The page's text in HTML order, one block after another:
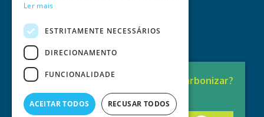
Pronto para
Descarbonizar?
A solução está aqui.
Ler mais
ESTRITAMENTE NECESSÁRIOS
DIRECIONAMENTO
FUNCIONALIDADE
ACEITAR TODOS RECUSAR TODOS